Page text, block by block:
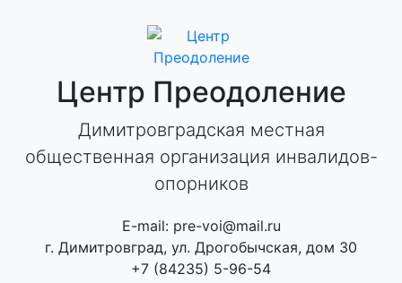
Центр Преодоление
Димитровградская местная
общественная организация инвалидов-
опорников
E-mail: pre-voi@mail.ru
г. Димитровград, ул. Дрогобычская, дом 30
+7 (84235) 5-96-54